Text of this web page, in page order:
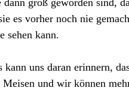
dann groß geworden sind,
es vorher noch nie
sehen kann.
kann uns daran erinnern,
Meisen und wir können